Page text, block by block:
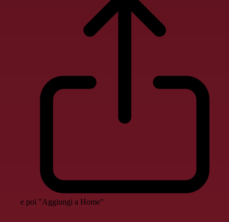
e poi "Aggiungi a Home"